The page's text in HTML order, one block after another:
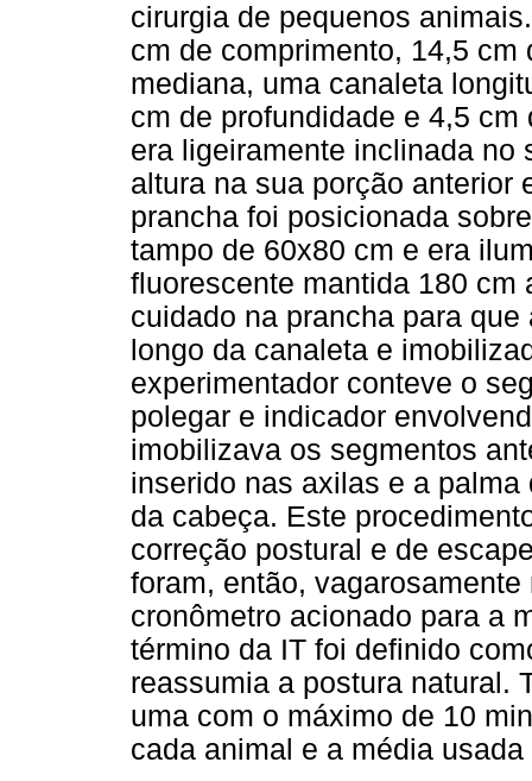
cirurgia de pequenos
cm de comprimento, 14,5
mediana, uma canaleta
cm de profundidade e 4,5
era ligeiramente inclinada no
altura na sua porção anterior
prancha foi posicionada
tampo de 60x80 cm e era
fluorescente mantida 180
cuidado na prancha para
longo da canaleta e
experimentador conteve o
polegar e indicador
imobilizava os segmentos
inserido nas axilas e a
da cabeça. Este
correção postural e de
foram, então,
cronômetro acionado para a
término da IT foi definido
reassumia a postura natural.
uma com o máximo de 10
cada animal e a média